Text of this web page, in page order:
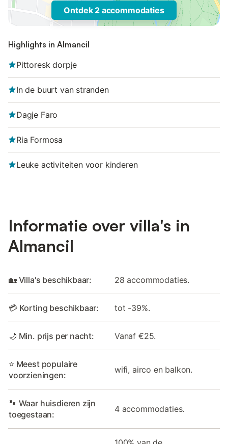
Ontdek 2 accommodaties
Highlights in Almancil
Pittoresk dorpje
In de buurt van stranden
Dagje Faro
Ria Formosa
Leuke activiteiten voor kinderen
Informatie over villa's in
Almancil
🏡 Villa's beschikbaar: 28 accommodaties.
💳 Korting beschikbaar: tot -39%.
🌙 Min. prijs per nacht: Vanaf €25.
⭐ Meest populaire
voorzieningen:
wifi, airco en balkon.
🐾 Waar huisdieren zijn
toegestaan:
4 accommodaties.